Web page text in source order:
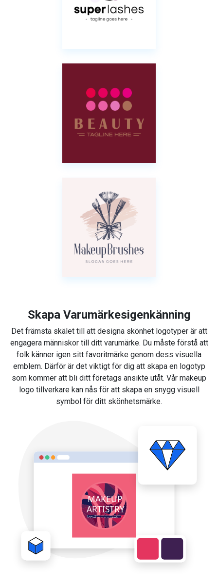
Skapa Varumärkesigenkänning
Det främsta skälet till att designa skönhet logotyper är att
engagera människor till ditt varumärke. Du måste förstå att
folk känner igen sitt favoritmärke genom dess visuella
emblem. Därför är det viktigt för dig att skapa en logotyp
som kommer att bli ditt företags ansikte utåt. Vår makeup
logo tillverkare kan nås för att skapa en snygg visuell
symbol för ditt skönhetsmärke.